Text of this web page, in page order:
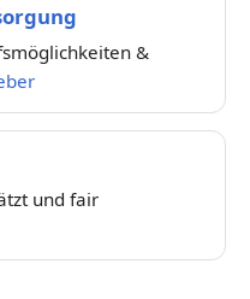
&
und fair